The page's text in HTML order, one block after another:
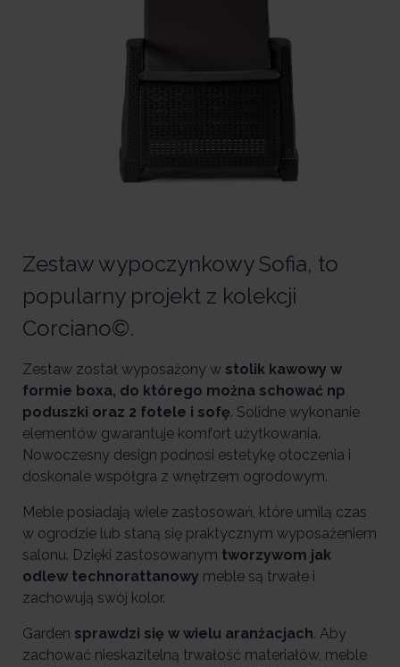
Zestaw wypoczynkowy Sofia, to
popularny projekt z kolekcji
Corciano©.
Zestaw został wyposażony w stolik kawowy w
formie boxa, do którego można schować np
poduszki oraz 2 fotele i sofę. Solidne wykonanie
elementów gwarantuje komfort użytkowania.
Nowoczesny design podnosi estetykę otoczenia i
doskonale współgra z wnętrzem ogrodowym.
Meble posiadają wiele zastosowań, które umilą czas
w ogrodzie lub staną się praktycznym wyposażeniem
salonu. Dzięki zastosowanym tworzywom jak
odlew technorattanowy meble są trwałe i
zachowują swój kolor.
Garden sprawdzi się w wielu aranżacjach. Aby
zachować nieskazitelną trwałość materiałów, meble